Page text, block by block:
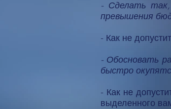
- Сделать
превышения
- Как не
- Обосновать
быстро
- Как не
выделенного